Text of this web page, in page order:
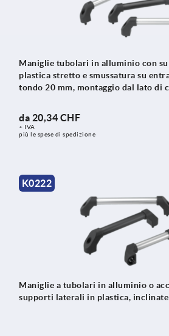
Maniglie tubolari in alluminio con
plastica stretto e smussatura su
tondo 20 mm, montaggio dal lato di
da 20,34 CHF
+ IVA
più le spese di spedizione
K0222
Maniglie a tubolari in alluminio o
supporti laterali in plastica,